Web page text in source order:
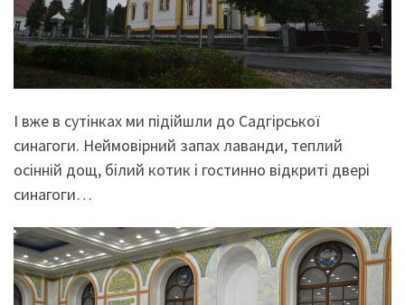
І вже в сутінках ми підійшли до Садгірської
синагоги. Неймовірний запах лаванди, теплий
осінній дощ, білий котик і гостинно відкриті двері
синагоги…